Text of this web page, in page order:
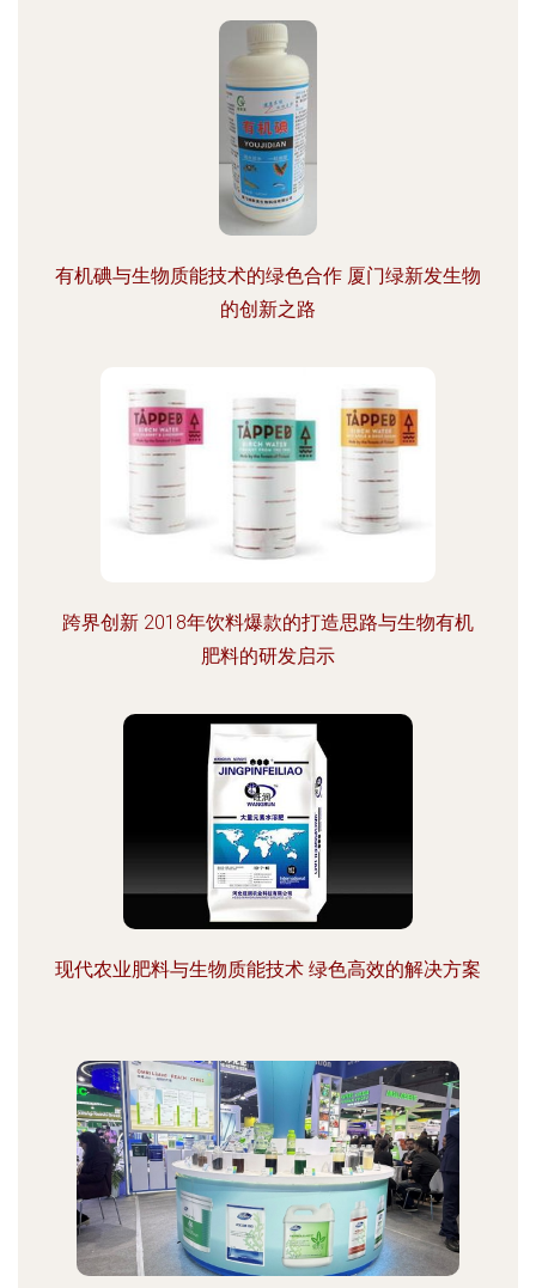
有机碘与生物质能技术的绿色合作 厦门绿新发生物
的创新之路
跨界创新 2018年饮料爆款的打造思路与生物有机
肥料的研发启示
现代农业肥料与生物质能技术 绿色高效的解决方案